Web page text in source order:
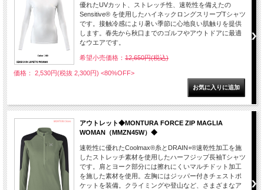
優れたUVカット、ストレッチ性、速乾性を備えたの
Sensitive® を使用したハイネックロングスリーブTシャツ
です。接触冷感により暑い季節に心地良い肌触りを提供
します。春先から秋口までのゴルフやアウトドアに最適
なウエアです。
希望小売価格： 12,650円(税込)
価格： 2,530円(税抜 2,300円) <80%OFF>
アウトレット◆MONTURA FORCE ZIP MAGLIA
WOMAN（MMZN45W）◆
速乾性に優れたCoolmax®糸とDRAIN+®速乾性加工を施
したストレッチ素材を使用したハーフジップ長袖Tシャツ
です。肩とヨーク部分には擦れにくいマルチドット加工
を施した素材を使用。左胸にはジッパー付きチェストポ
ケットを装備。クライミングや登山など、さまざまなア